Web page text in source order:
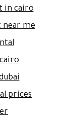
in cairo
me
prices